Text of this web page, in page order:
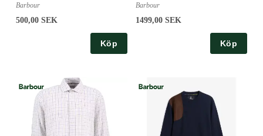
Barbour
500,00 SEK
Köp
Barbour
1499,00 SEK
Köp